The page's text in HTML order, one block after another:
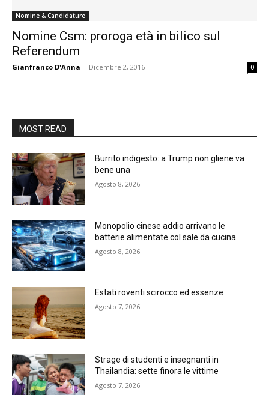
Nomine & Candidature
Nomine Csm: proroga età in bilico sul
Referendum
Gianfranco D'Anna - Dicembre 2, 2016 0
MOST READ
Burrito indigesto: a Trump non gliene va
bene una
Agosto 8, 2026
Monopolio cinese addio arrivano le
batterie alimentate col sale da cucina
Agosto 8, 2026
Estati roventi scirocco ed essenze
Agosto 7, 2026
Strage di studenti e insegnanti in
Thailandia: sette finora le vittime
Agosto 7, 2026